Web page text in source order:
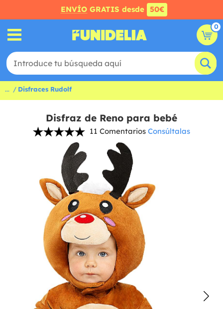
ENVÍO GRATIS desde 50€
0
... Disfraces Rudolf
Disfraz de Reno para bebé
11 Comentarios Consúltalas